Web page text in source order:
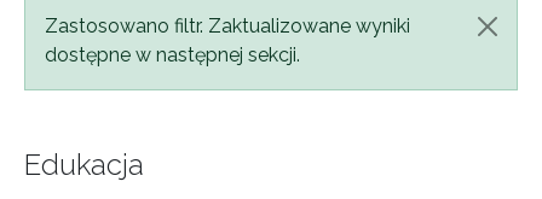
Komunikat
Zastosowano filtr. Zaktualizowane wyniki
dostępne w następnej sekcji.
Edukacja